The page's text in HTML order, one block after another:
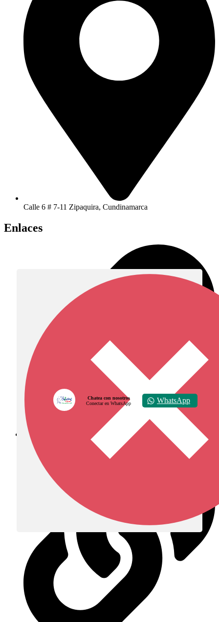
Calle 6 # 7-11 Zipaquira, Cundinamarca
Enlaces
Diócesis de Zipaquirá
Chatea con nosotros
Conectar en WhatsApp
WhatsApp